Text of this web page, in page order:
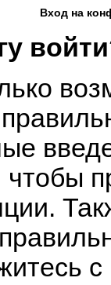
Вход на